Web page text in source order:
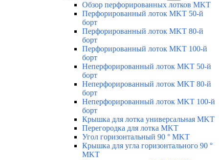
Обзор перфорированных лотков MKT
Перфорированный лоток MKT 50-й
борт
Перфорированный лоток MKT 80-й
борт
Перфорированный лоток MKT 100-й
борт
Неперфорированный лоток MKT 50-й
борт
Неперфорированный лоток MKT 80-й
борт
Неперфорированный лоток MKT 100-й
борт
Крышка для лотка универсальная MKT
Перегородка для лотка MKT
Угол горизонтальный 90 ° MKT
Крышка для угла горизонтального 90 °
MKT